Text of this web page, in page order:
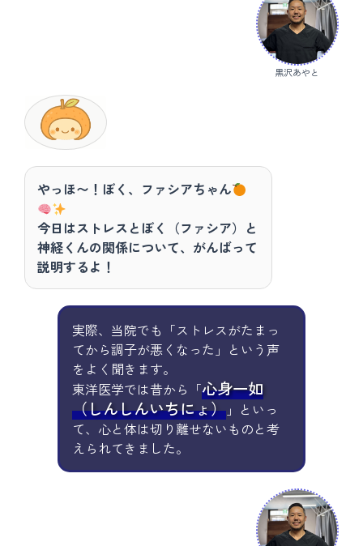
黒沢あやと
やっほ〜！ぼく、ファシアちゃん
今日はストレスとぼく（ファシア）と
神経くんの関係について、がんばって
説明するよ！
実際、当院でも「ストレスがたまっ
てから調子が悪くなった」という声
をよく聞きます。
東洋医学では昔から「心身一如
（しんしんいちにょ）」といっ
て、心と体は切り離せないものと考
えられてきました。